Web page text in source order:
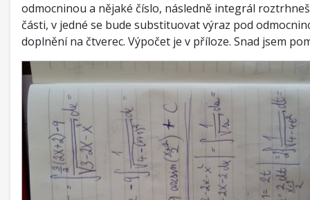
odmocninou a nějaké číslo, následně integrál
části, v jedné se bude substituovat výraz pod
doplnění na čtverec. Výpočet je v příloze. Snad jsem